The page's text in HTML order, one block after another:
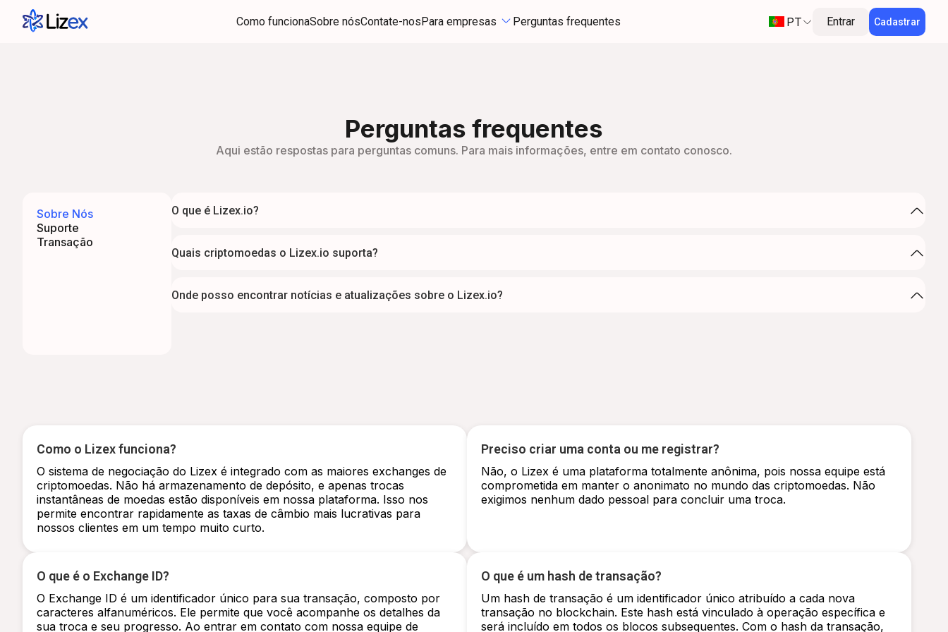
Como funcionaSobre nósContate-nosPara empresas Perguntas frequentes PT Entrar Cadastrar
Perguntas frequentes
Aqui estão respostas para perguntas comuns. Para mais informações, entre em contato conosco.
Sobre Nós
Suporte
Transação
O que é Lizex.io?
Quais criptomoedas o Lizex.io suporta?
Onde posso encontrar notícias e atualizações sobre o Lizex.io?
Como o Lizex funciona?
O sistema de negociação do Lizex é integrado com as maiores exchanges de
criptomoedas. Não há armazenamento de depósito, e apenas trocas
instantâneas de moedas estão disponíveis em nossa plataforma. Isso nos
permite encontrar rapidamente as taxas de câmbio mais lucrativas para
nossos clientes em um tempo muito curto.
Preciso criar uma conta ou me registrar?
Não, o Lizex é uma plataforma totalmente anônima, pois nossa equipe está
comprometida em manter o anonimato no mundo das criptomoedas. Não
exigimos nenhum dado pessoal para concluir uma troca.
O que é o Exchange ID?
O Exchange ID é um identificador único para sua transação, composto por
caracteres alfanuméricos. Ele permite que você acompanhe os detalhes da
sua troca e seu progresso. Ao entrar em contato com nossa equipe de
O que é um hash de transação?
Um hash de transação é um identificador único atribuído a cada nova
transação no blockchain. Este hash está vinculado à operação específica e
será incluído em todos os blocos subsequentes. Com o hash da transação,